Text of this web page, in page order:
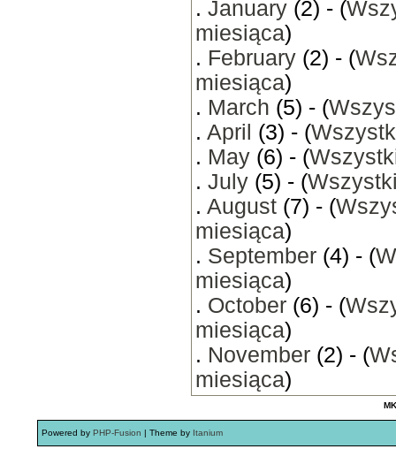
. January (2) - (
miesiąca)
. February (2) - (
miesiąca)
. March (5) - (
. April (3) - (
. May (6) - (
. July (5) - (
. August (7) - (
miesiąca)
. September (4) - (
miesiąca)
. October (6) - (
miesiąca)
. November (2) - (
miesiąca)
Powered by PHP-Fusion | Theme by Itanium